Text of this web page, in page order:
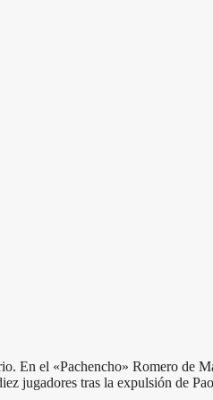
En el «Pachencho» Romero de
jugadores tras la expulsión de